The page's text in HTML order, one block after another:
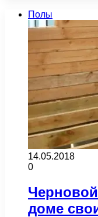
Полы
14.05.2018
0
доме